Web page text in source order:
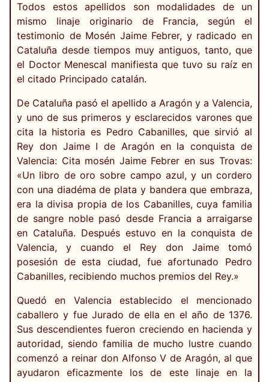
Todos estos apellidos son modalidades de un
mismo linaje originario de Francia, según el
testimonio de Mosén Jaime Febrer, y radicado en
Cataluña desde tiempos muy antiguos, tanto, que
el Doctor Menescal manifiesta que tuvo su raíz en
el citado Principado catalán.
De Cataluña pasó el apellido a Aragón y a Valencia,
y uno de sus primeros y esclarecidos varones que
cita la historia es Pedro Cabanilles, que sirvió al
Rey don Jaime I de Aragón en la conquista de
Valencia: Cita mosén Jaime Febrer en sus Trovas:
«Un libro de oro sobre campo azul, y un cordero
con una diadéma de plata y bandera que embraza,
era la divisa propia de los Cabanilles, cuya familia
de sangre noble pasó desde Francia a arraigarse
en Cataluña. Después estuvo en la conquista de
Valencia, y cuando el Rey don Jaime tomó
posesión de esta ciudad, fue afortunado Pedro
Cabanilles, recibiendo muchos premios del Rey.»
Quedó en Valencia establecido el mencionado
caballero y fue Jurado de ella en el año de 1376.
Sus descendientes fueron creciendo en hacienda y
autoridad, siendo familia de mucho lustre cuando
comenzó a reinar don Alfonso V de Aragón, al que
ayudaron eficazmente los de este linaje en la